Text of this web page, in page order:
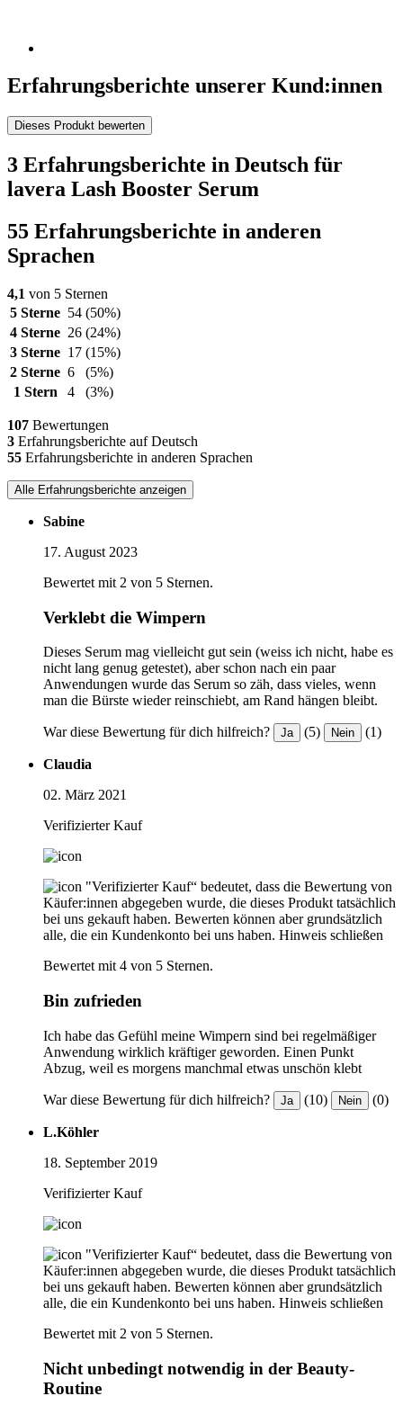
Erfahrungsberichte unserer Kund:innen
Dieses Produkt bewerten
3 Erfahrungsberichte in Deutsch für
lavera Lash Booster Serum
55 Erfahrungsberichte in anderen
Sprachen
4,1 von 5 Sternen
5 Sterne 54 (50%)
4 Sterne 26 (24%)
3 Sterne 17 (15%)
2 Sterne 6
(5%)
1 Stern
4 (3%)
107 Bewertungen
3 Erfahrungsberichte auf Deutsch
55 Erfahrungsberichte in anderen Sprachen
Alle Erfahrungsberichte anzeigen
Sabine
17. August 2023
Bewertet mit 2 von 5 Sternen.
Verklebt die Wimpern
Dieses Serum mag vielleicht gut sein (weiss ich nicht, habe es
nicht lang genug getestet), aber schon nach ein paar
Anwendungen wurde das Serum so zäh, dass vieles, wenn
man die Bürste wieder reinschiebt, am Rand hängen bleibt.
War diese Bewertung für dich hilfreich? Ja (5) Nein (1)
Claudia
02. März 2021
Verifizierter Kauf
"Verifizierter Kauf“ bedeutet, dass die Bewertung von
Käufer:innen abgegeben wurde, die dieses Produkt tatsächlich
bei uns gekauft haben. Bewerten können aber grundsätzlich
alle, die ein Kundenkonto bei uns haben. Hinweis schließen
Bewertet mit 4 von 5 Sternen.
Bin zufrieden
Ich habe das Gefühl meine Wimpern sind bei regelmäßiger
Anwendung wirklich kräftiger geworden. Einen Punkt
Abzug, weil es morgens manchmal etwas unschön klebt
War diese Bewertung für dich hilfreich? Ja (10) Nein (0)
L.Köhler
18. September 2019
Verifizierter Kauf
"Verifizierter Kauf“ bedeutet, dass die Bewertung von
Käufer:innen abgegeben wurde, die dieses Produkt tatsächlich
bei uns gekauft haben. Bewerten können aber grundsätzlich
alle, die ein Kundenkonto bei uns haben. Hinweis schließen
Bewertet mit 2 von 5 Sternen.
Nicht unbedingt notwendig in der Beauty-
Routine